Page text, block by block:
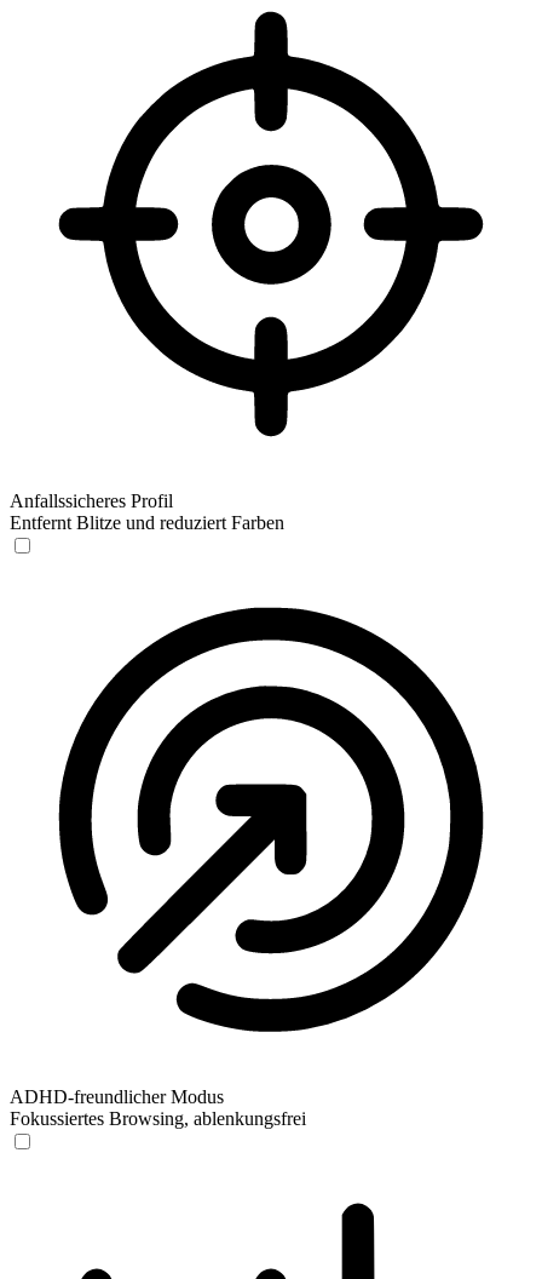
Anfallssicheres Profil
Entfernt Blitze und reduziert Farben
ADHD-freundlicher Modus
Fokussiertes Browsing, ablenkungsfrei